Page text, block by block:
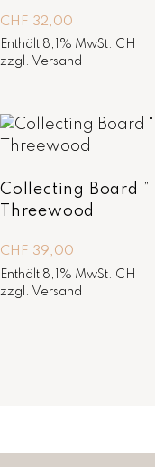
CHF 32,00
Enthält 8,1% MwSt. CH
zzgl. Versand
Collecting Board ”
Threewood
CHF 39,00
Enthält 8,1% MwSt. CH
zzgl. Versand